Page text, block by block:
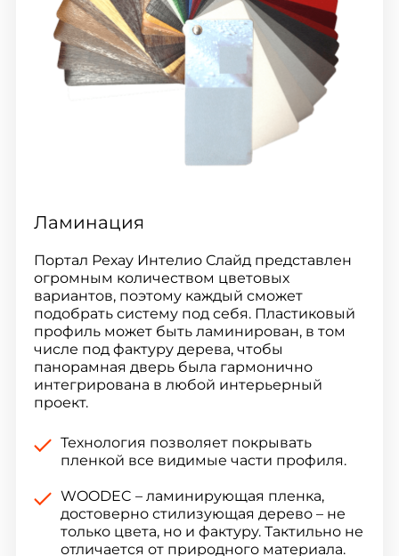
Ламинация
Портал Рехау Интелио Слайд представлен
огромным количеством цветовых
вариантов, поэтому каждый сможет
подобрать систему под себя. Пластиковый
профиль может быть ламинирован, в том
числе под фактуру дерева, чтобы
панорамная дверь была гармонично
интегрирована в любой интерьерный
проект.
Технология позволяет покрывать
пленкой все видимые части профиля.
WOODEC – ламинирующая пленка,
достоверно стилизующая дерево – не
только цвета, но и фактуру. Тактильно не
отличается от природного материала.